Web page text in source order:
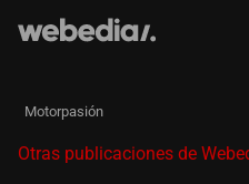
Motorpasión
Otras publicaciones de